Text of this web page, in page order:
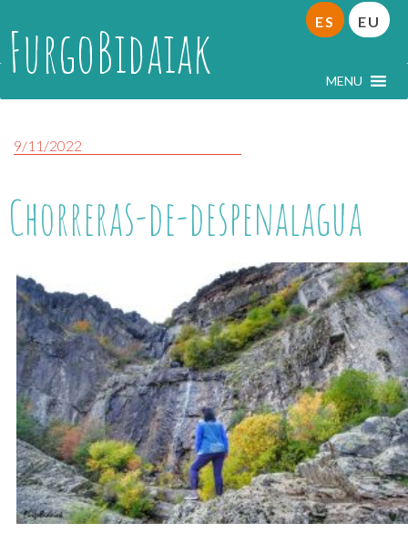
FurgoBidaiak MENU
ES EU
9/11/2022
Chorreras-de-despenalagua